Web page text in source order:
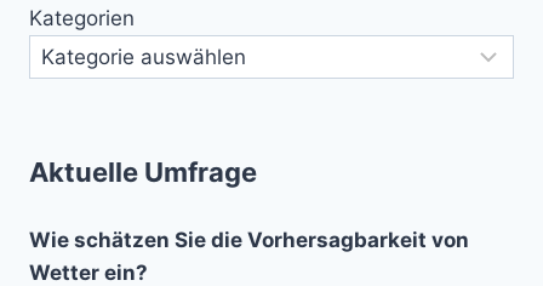
Kategorien
Aktuelle Umfrage
Wie schätzen Sie die Vorhersagbarkeit von
Wetter ein?